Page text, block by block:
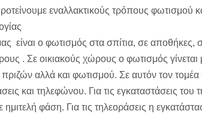
εναλλακτικούς τρόπους φωτισμού
είναι ο φωτισμός στα σπίτια, σε
. Σε οικιακούς χώρους ο φωτισμός γίνεται
αλλά και φωτισμού. Σε αυτόν τον
και τηλεφώνου. Για τις εγκαταστάσεις
ημιτελή φάση. Για τις τηλεοράσεις η